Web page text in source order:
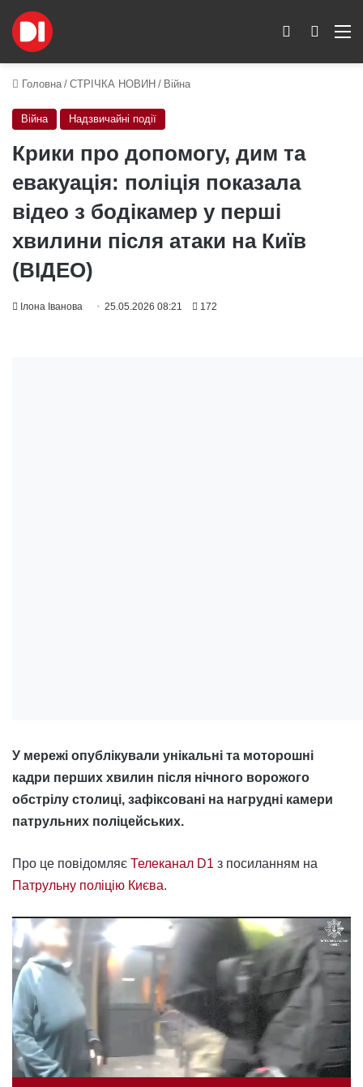
Пошук
Switch skin
Головна / СТРІЧКА НОВИН / Війна
Війна Надзвичайні події
Крики про допомогу, дим та
евакуація: поліція показала
відео з бодікамер у перші
хвилини після атаки на Київ
(ВІДЕО)
Ілона Іванова 25.05.2026 08:21 172
У мережі опублікували унікальні та моторошні
кадри перших хвилин після нічного ворожого
обстрілу столиці, зафіксовані на нагрудні камери
патрульних поліцейських.
Про це повідомляє Телеканал D1 з посиланням на
Патрульну поліцію Києва.
Відеопрогравач